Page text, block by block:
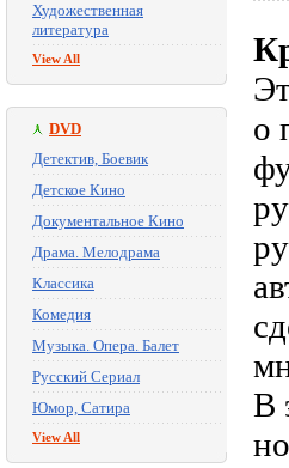
Художественная
литература
View All
DVD
Детектив, Боевик
Детское Кино
Документальное Кино
Драма. Мелодрама
Классика
Комедия
Музыка. Опера. Балет
Русский Сериал
Юмор, Сатира
View All
о
В